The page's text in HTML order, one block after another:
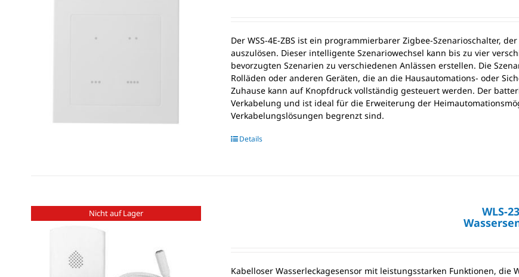
Der WSS-4E-ZBS ist ein programmierbarer Zigbee-Szenarioschalter,
auszulösen. Dieser intelligente Szenariowechsel kann bis zu vier
bevorzugten Szenarien zu verschiedenen Anlässen erstellen. Die
Rolläden oder anderen Geräten, die an die Hausautomations- oder
Zuhause kann auf Knopfdruck vollständig gesteuert werden. Der
Verkabelung und ist ideal für die Erweiterung der
Verkabelungslösungen begrenzt sind.
Details
Nicht auf Lager WLS-23
Kabelloser Wasserleckagesensor mit leistungsstarken Funktionen,